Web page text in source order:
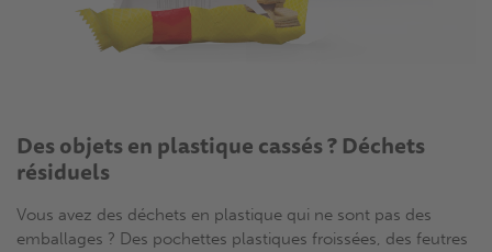
Des objets en plastique cassés ? Déchets
résiduels
Vous avez des déchets en plastique qui ne sont pas des
emballages ? Des pochettes plastiques froissées, des feutres